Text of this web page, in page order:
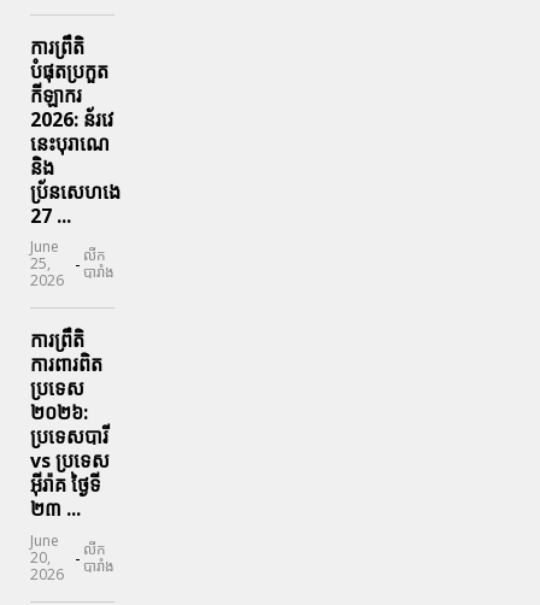
ការព្រឹតិ
បំផុតប្រកួត
កីឡាករ
2026: ន័រវេ
នេះបុរាណេ
និង
ប្រ័នសេហងេ
27 ...
June
25,
2026
- លីក
បារាំង
ការព្រឹតិ
ការពារ​ពិត
ប្រទេស
២០២៦:
ប្រទេសបារី
vs ប្រទេស
អ៊ីរ៉ាគ ថ្ងៃទី​
២៣ ...
June
20,
2026
- លីក
បារាំង